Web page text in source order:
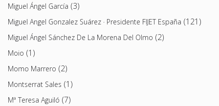
Miguel Ángel García (3)
Miguel Angel Gonzalez Suárez · Presidente FIJET España (121)
Miguel Ángel Sánchez De La Morena Del Olmo (2)
Moio (1)
Momo Marrero (2)
Montserrat Sales (1)
Mª Teresa Aguiló (7)